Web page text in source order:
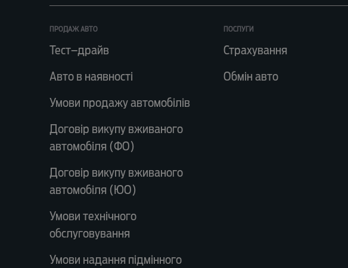
ПРОДАЖ АВТО
Тест–драйв
Авто в наявності
Умови продажу автомобілів
Договір викупу вживаного
автомобіля (ФО)
Договір викупу вживаного
автомобіля (ЮО)
Умови технічного
обслуговування
Умови надання підмінного
ПОСЛУГИ
Страхування
Обмін авто